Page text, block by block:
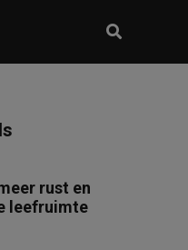
rust en
leefruimte